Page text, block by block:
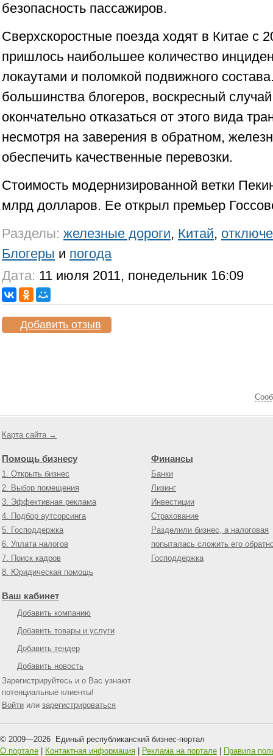
безопасность пассажиров.
Сверхскоростные поезда ходят в Китае с
пришлось наибольшее количество
локаутами и поломкой подвижного
большинства блогеров, воскресный случай
окончательно отказаться от этого вида
несмотря на заверения в обратном,
обеспечить качественные перевозки.
Стоимость модернизированной ветки
млрд долларов. Ее открыл премьер
Разделы: железные дороги, Китай,
Блогеры и погода
Дата: 11 июля 2011, понедельник 16:09
Добавить отзыв
Карта сайта →
Помощь бизнесу
1. Открыть бизнес
2. Выбор помещения
3. Эффективная реклама
4. Подбор аутсорсинга
5. Господдержка
6. Уплата налогов
7. Поиск кадров
8. Юридическая помощь
Финансы
Банки
Лизинг
Инвестиции
Страхование
Разделили бизнес, а налоговая
попыталась сложить его
Господдержка
Ваш кабинет
Добавить компанию
Добавить товары и услуги
Добавить тендер
Добавить новость
Зарегистрируйтесь и о Вас узнают
потенциальные клиенты!
Войти или зарегистрироваться
© 2009—2026 Единый республиканский бизнес-портал
О портале
Контактная информация Реклама на портале Правила